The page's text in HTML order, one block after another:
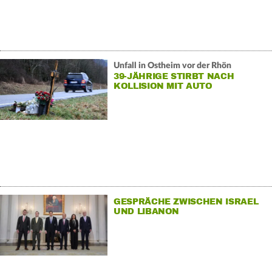
Unfall in Ostheim vor der Rhön
39-JÄHRIGE STIRBT NACH
KOLLISION MIT AUTO
GESPRÄCHE ZWISCHEN ISRAEL
UND LIBANON